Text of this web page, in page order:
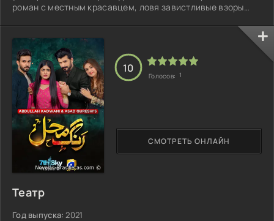
роман с местным красавцем, ловя завистливые взоры
Театр
Год выпуска: 2021
СМОТРЕТЬ ОНЛАЙН
10
Голосов: 1